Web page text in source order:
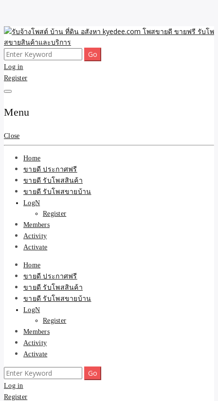
Skip
to
content
รับจ้างโพสต์ บ้าน ที่ดิน
อสังหา kyedee.com โพส
ขายดี ขายฟรี รับโพสขาย
สินค้าและบริการ
ขายดี โพสประกาศขายสินค้าฟรี บ้าน ที่ดิน อสังหา รับโพสต์ประกาศขาย
ของ รับรองผล ดีที่สุดถูกที่สุด ติดหน้าแรกกูเกืล
Search
for:
Log in
Register
Menu
Close
Home
ขายดี ประกาศฟรี
ขายดี รับโพสสินค้า
ขายดี รับโพสขายบ้าน
LogN
Register
Members
Activity
Activate
Home
ขายดี ประกาศฟรี
ขายดี รับโพสสินค้า
ขายดี รับโพสขายบ้าน
LogN
Register
Members
Activity
Activate
Search
for:
Log in
Register